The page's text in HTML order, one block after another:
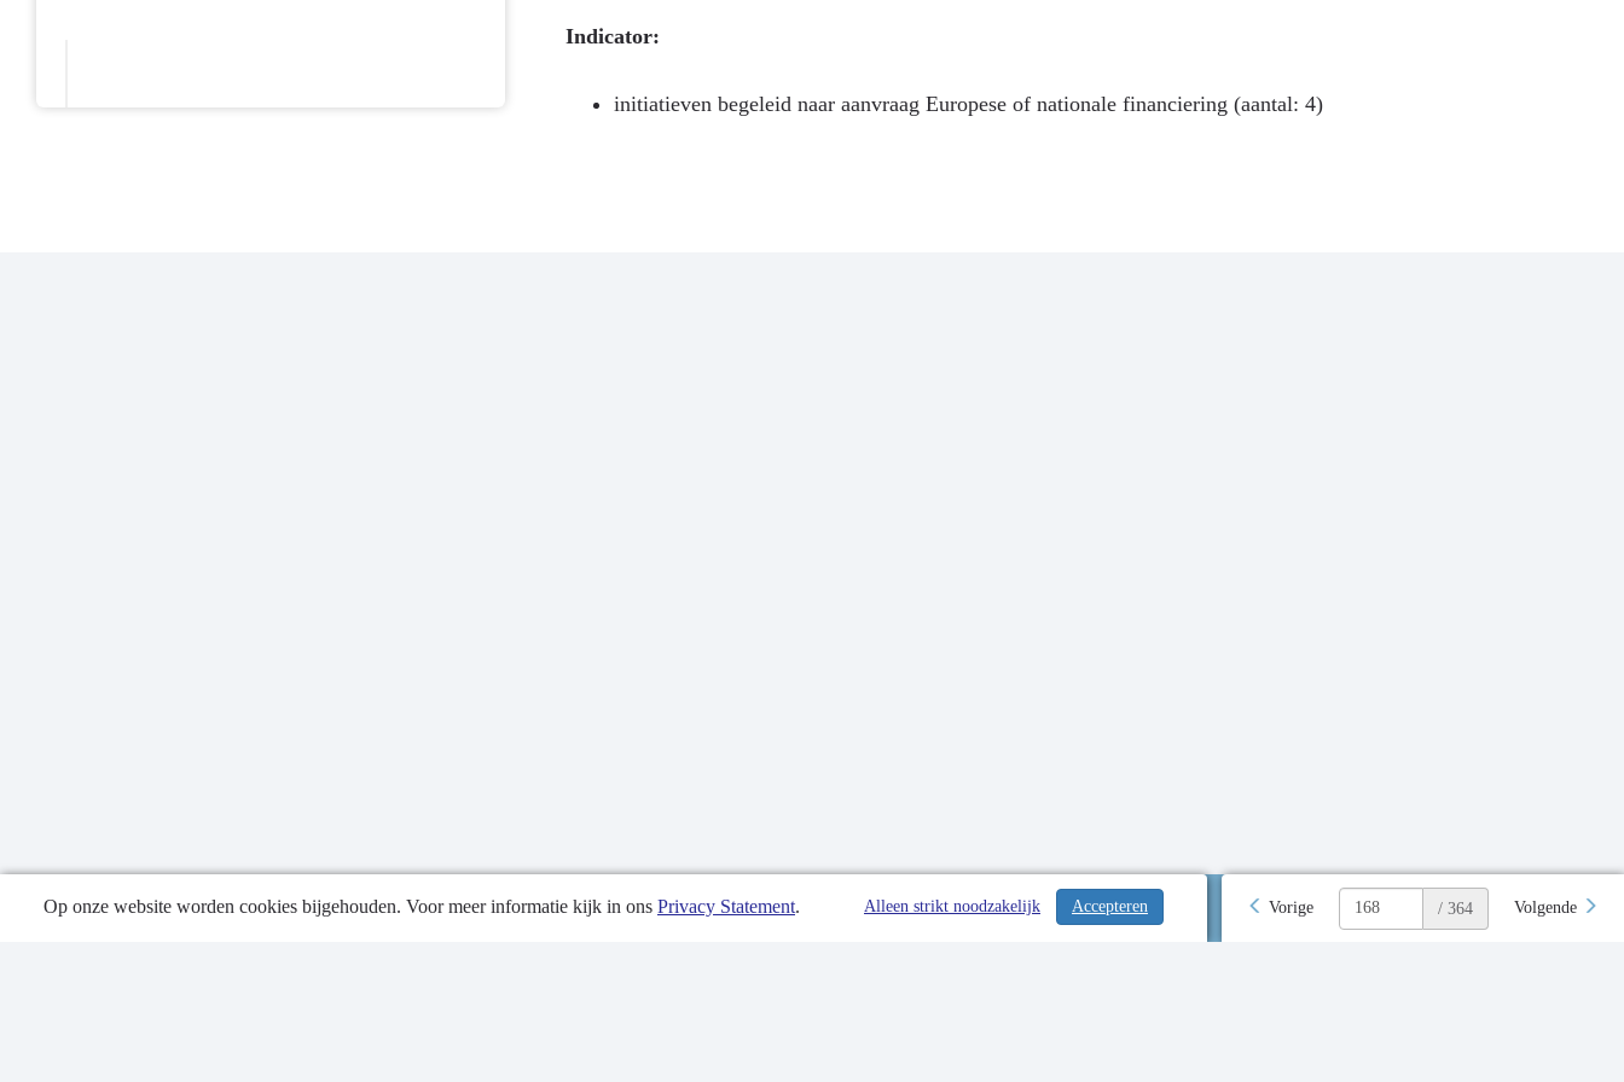
Indicator:
initiatieven begeleid naar aanvraag Europese of nationale financiering (aantal: 4)
Vorige / 364 Volgende
Publicatiedatum: 12-10-2021
Op onze website worden cookies bijgehouden. Voor meer informatie kijk in ons Privacy Statement. Accepteren
Alleen strikt noodzakelijk